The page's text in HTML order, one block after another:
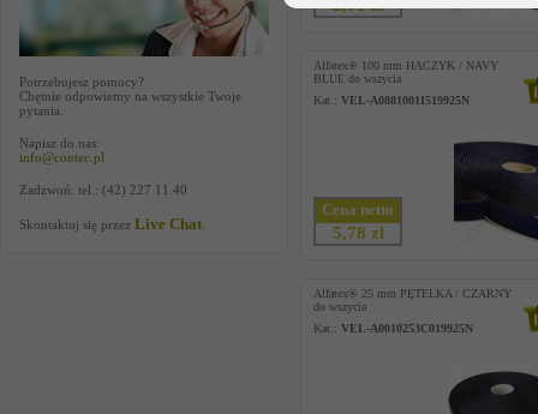
Potrzebujesz pomocy?
Chętnie odpowiemy na wszystkie Twoje
pytania.
Napisz do nas:
info@contec.pl
Zadzwoń: tel.: (42) 227 11 40
Skontaktuj się przez Live Chat
2,71 zł
Alfatex® 100 mm HACZYK / NAVY
BLUE do wszycia
Kat.: VEL-A0881001I519925N
Cena netto
5,78 zł
Alfatex® 25 mm PĘTELKA / CZARNY
do wszycia
Kat.: VEL-A0010253C019925N